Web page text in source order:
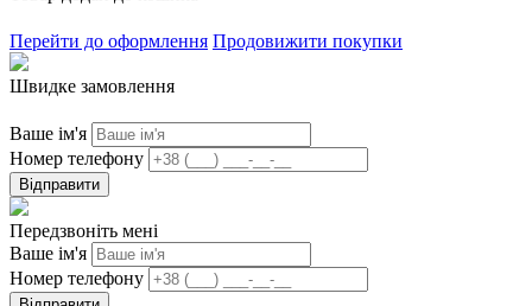
Перейти до оформлення Продовижити покупки
Швидке замовлення
Ваше ім'я
Номер телефону
Відправити
Передзвоніть мені
Ваше ім'я
Номер телефону